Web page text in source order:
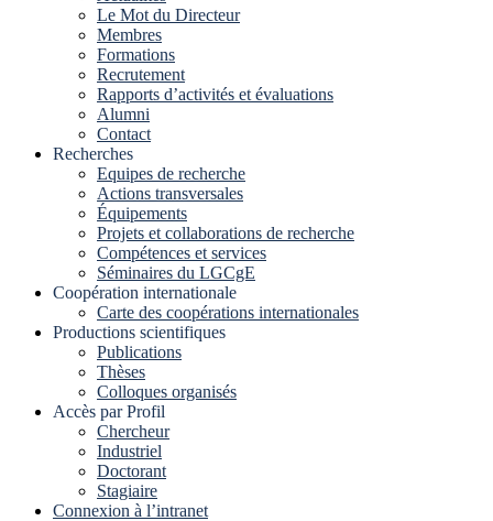
Le Mot du Directeur
Membres
Formations
Recrutement
Rapports d’activités et évaluations
Alumni
Contact
Recherches
Equipes de recherche
Actions transversales
Équipements
Projets et collaborations de recherche
Compétences et services
Séminaires du LGCgE
Coopération internationale
Carte des coopérations internationales
Productions scientifiques
Publications
Thèses
Colloques organisés
Accès par Profil
Chercheur
Industriel
Doctorant
Stagiaire
Connexion à l’intranet